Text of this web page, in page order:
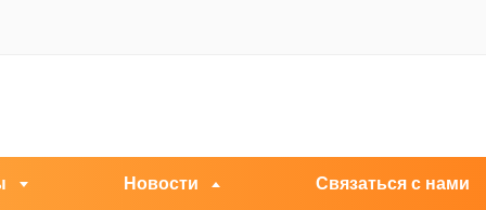
Новости Связаться с нами